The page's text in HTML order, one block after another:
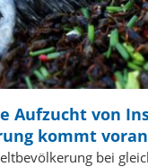
Aufzucht von
kommt voran
bei